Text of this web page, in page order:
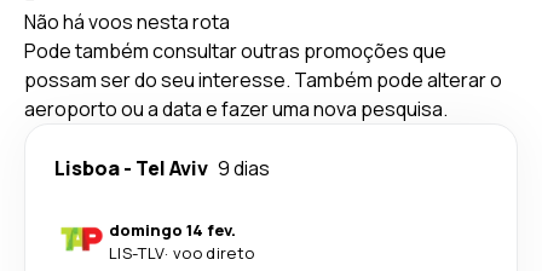
Não há voos nesta rota
Pode também consultar outras promoções que
possam ser do seu interesse. Também pode alterar o
aeroporto ou a data e fazer uma nova pesquisa.
Lisboa- Tel Aviv 9 dias
domingo 14 fev.
LIS-TLV· voo direto